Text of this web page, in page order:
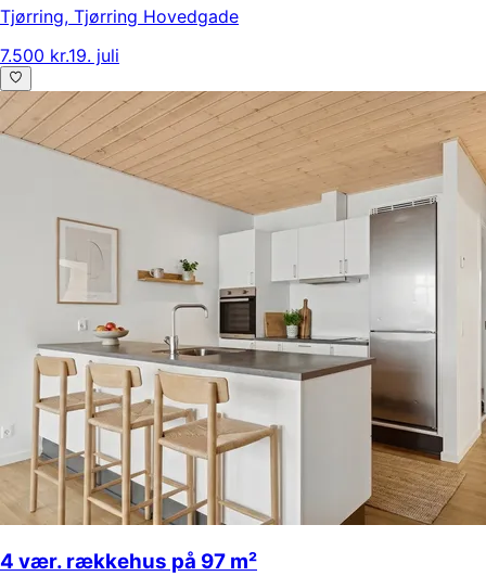
Tjørring, Tjørring Hovedgade
7.500 kr.19. juli
4 vær. rækkehus på 97 m²